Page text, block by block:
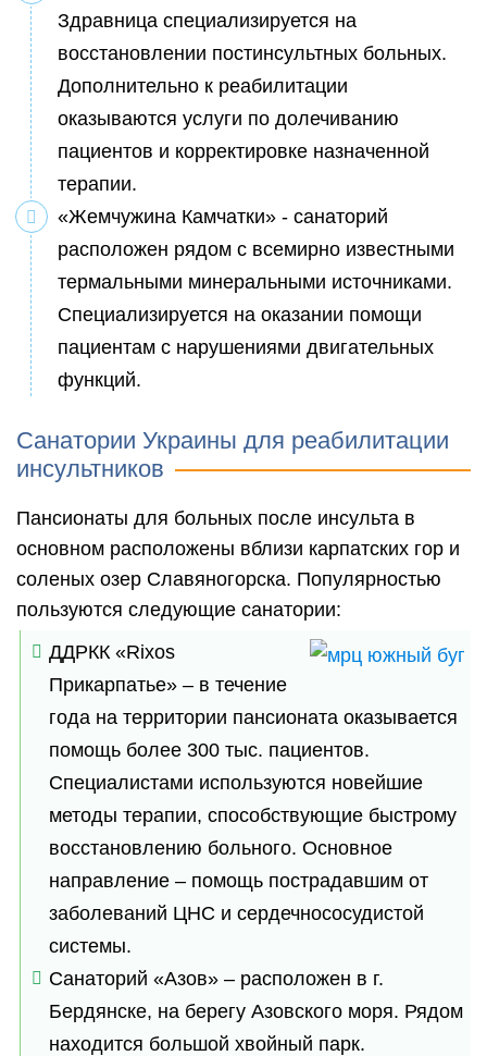
Здравница специализируется на
восстановлении постинсультных больных.
Дополнительно к реабилитации
оказываются услуги по долечиванию
пациентов и корректировке назначенной
терапии.
«Жемчужина Камчатки» - санаторий
расположен рядом с всемирно известными
термальными минеральными источниками.
Специализируется на оказании помощи
пациентам с нарушениями двигательных
функций.
Санатории Украины для реабилитации
инсультников
Пансионаты для больных после инсульта в
основном расположены вблизи карпатских гор и
соленых озер Славяногорска. Популярностью
пользуются следующие санатории:
ДДРКК «Rixos
Прикарпатье» – в течение
года на территории пансионата оказывается
помощь более 300 тыс. пациентов.
Специалистами используются новейшие
методы терапии, способствующие быстрому
восстановлению больного. Основное
направление – помощь пострадавшим от
заболеваний ЦНС и сердечнососудистой
системы.
Санаторий «Азов» – расположен в г.
Бердянске, на берегу Азовского моря. Рядом
находится большой хвойный парк.